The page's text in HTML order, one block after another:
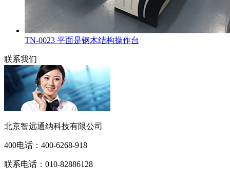
TN-0023 平面是钢木结构操作台
联系我们
北京智远通纳科技有限公司
400电话： 400-6268-918
联系电话： 010-82886128